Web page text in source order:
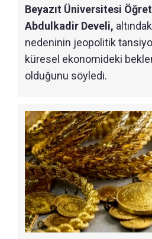
Beyazıt Üniversitesi
Abdulkadir Develi,
nedeninin jeopolitik
küresel ekonomideki
olduğunu söyledi.